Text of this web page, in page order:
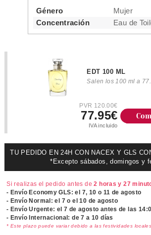
Género
Mujer
Concentración
Eau de
EDT 100 ML
Salen los 100 ml a
PVR 120.00€
77.95€
IVA incluido
TU PEDIDO EN 24H CON NACEX Y GLS
*Excepto sábados, domingos y
Si realizas el pedido antes de2 horas y 27
- Envío Economy GLS: el 7, 10 o 11 de agosto
- Envío Normal: el 7 o el 10 de agosto
- Envío Urgente: el7 de agosto antes de las
- Envío Internacional: de 7 a 10 días
* Este plazo puede variar debido a las festividades locales